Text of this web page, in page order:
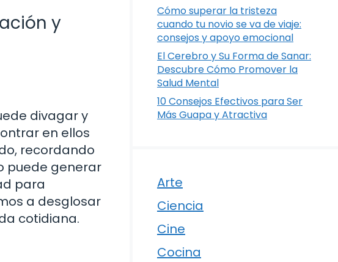
y
divagar y
en ellos
recordando
puede generar
para
a desglosar
cotidiana.
Cómo superar la tristeza
cuando tu novio se va de viaje:
consejos y apoyo emocional
El Cerebro y Su Forma de Sanar:
Descubre Cómo Promover la
Salud Mental
10 Consejos Efectivos para Ser
Más Guapa y Atractiva
Arte
Ciencia
Cine
Cocina